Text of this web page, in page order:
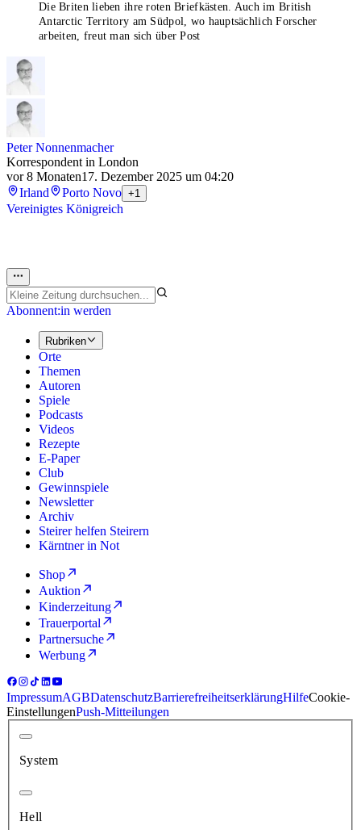
Die Briten lieben ihre roten Briefkästen. Auch im British
Antarctic Territory am Südpol, wo hauptsächlich Forscher
arbeiten, freut man sich über Post
Peter Nonnenmacher
Korrespondent in London
vor 8 Monaten17. Dezember 2025 um 04:20
Irland
Porto Novo +1
Vereinigtes Königreich
Abonnent:in werden
Rubriken
Orte
Themen
Autoren
Spiele
Podcasts
Videos
Rezepte
E-Paper
Club
Gewinnspiele
Newsletter
Archiv
Steirer helfen Steirern
Kärntner in Not
Shop
Auktion
Kinderzeitung
Trauerportal
Partnersuche
Werbung
ImpressumAGBDatenschutzBarrierefreiheitserklärungHilfeCookie-
EinstellungenPush-Mitteilungen
System
Hell